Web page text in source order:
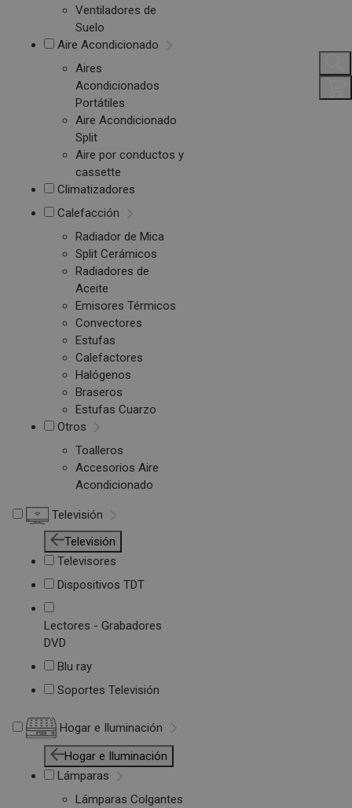
Ventiladores de
Suelo
Aire Acondicionado
Aires
Acondicionados
Portátiles
Aire Acondicionado
Split
Aire por conductos y
cassette
Climatizadores
Calefacción
Radiador de Mica
Split Cerámicos
Radiadores de
Aceite
Emisores Térmicos
Convectores
Estufas
Calefactores
Halógenos
Braseros
Estufas Cuarzo
Otros
Toalleros
Accesorios Aire
Acondicionado
Televisión
Televisión
Televisores
Dispositivos TDT
Lectores - Grabadores
DVD
Blu ray
Soportes Televisión
Hogar e Iluminación
Hogar e Iluminación
Lámparas
Lámparas Colgantes